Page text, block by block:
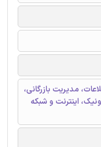
مدیریت بازرگانی،
اینترنت و شبکه